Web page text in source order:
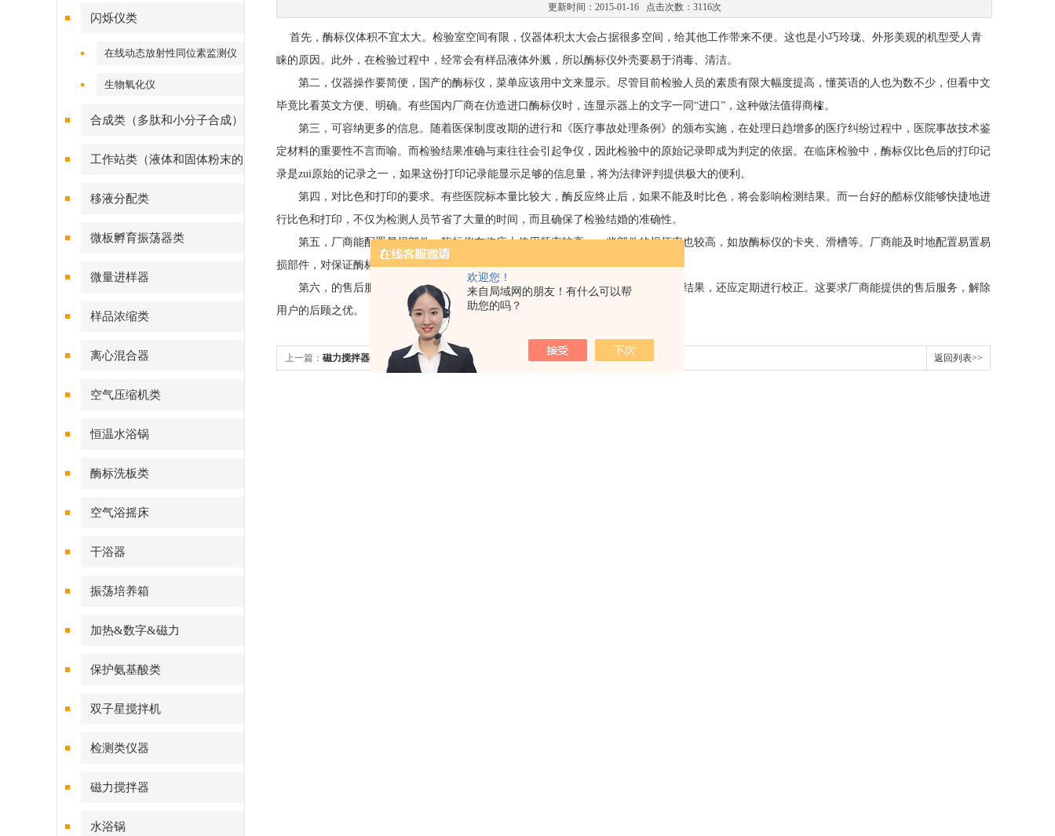
欢迎您！
来自局域网的朋友！有什么可以帮
助您的吗？
闪烁仪类
在线动态放射性同位素监测仪
生物氧化仪
合成类（多肽和小分子合成）
工作站类（液体和固体粉末的
样品处理）
移液分配类
微板孵育振荡器类
微量进样器
样品浓缩类
离心混合器
空气压缩机类
恒温水浴锅
酶标洗板类
空气浴摇床
干浴器
振荡培养箱
加热&数字&磁力
保护氨基酸类
双子星搅拌机
检测类仪器
磁力搅拌器
水浴锅
更新时间：2015-01-16 点击次数：3116次
首先，酶标仪体积不宜太大。检验室空间有限，仪器体积太大会占据很多空间，给其他工作带来不便。这也是小巧玲珑、外形美观的机型受人青
睐的原因。此外，在检验过程中，经常会有样品液体外溅，所以酶标仪外壳要易于消毒、清洁。
第二，仪器操作要简便，国产的酶标仪，菜单应该用中文来显示。尽管目前检验人员的素质有限大幅度提高，懂英语的人也为数不少，但看中文
毕竟比看英文方便、明确。有些国内厂商在仿造进口酶标仪时，连显示器上的文字一同“进口”，这种做法值得商榷。
第三，可容纳更多的信息。随着医保制度改期的进行和《医疗事故处理条例》的颁布实施，在处理日趋增多的医疗纠纷过程中，医院事故技术鉴
定材料的重要性不言而喻。而检验结果准确与束往往会引起争仪，因此检验中的原始记录即成为判定的依据。在临床检验中，酶标仪比色后的打印记
录是zui原始的记录之一，如果这份打印记录能显示足够的信息量，将为法律评判提供极大的便利。
第四，对比色和打印的要求。有些医院标本量比较大，酶反应终止后，如果不能及时比色，将会影响检测结果。而一台好的酷标仪能够快捷地进
行比色和打印，不仅为检测人员节省了大量的时间，而且确保了检验结婚的准确性。
第五，厂商能配置易损部件。酶标仪在临床上使用频率较高，一些部件的损坏率也较高，如放酶标仪的卡夹、滑槽等。厂商能及时地配置易置易
损部件，对保证酶标仪正常运行和延长期寿命是非常重要的。
第六，的售后服务。酶标仪需要日常维护和保养，要保证其始终获得准确的检测结果，还应定期进行校正。这要求厂商能提供的售后服务，解除
用户的后顾之优。
上一篇： 磁力搅拌器的工作原理与作用 下一篇： 瞬间钙内流的应用 返回列表>>